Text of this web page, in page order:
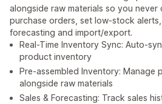
alongside raw materials so you never
purchase orders, set low-stock
forecasting and import/export.
Real-Time Inventory Sync: Auto-
product inventory
Pre-assembled Inventory:
alongside raw materials
Sales & Forecasting: Track sales